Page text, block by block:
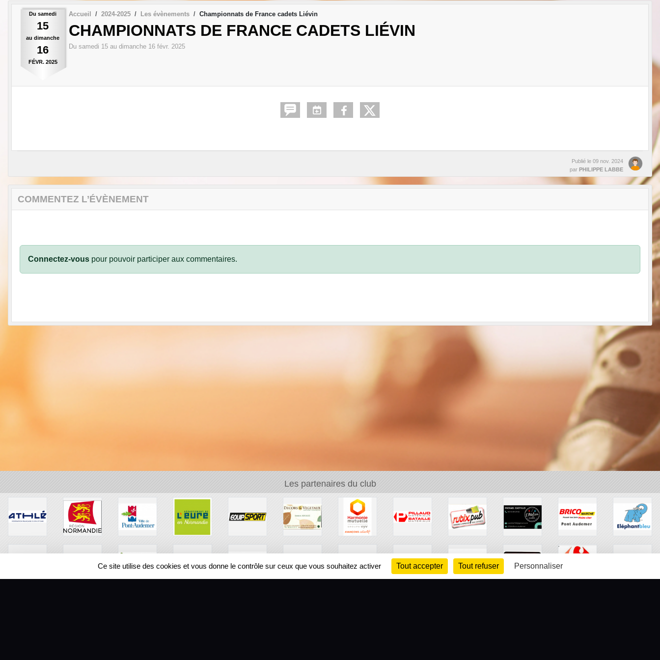
Du samedi
15
au dimanche
16
FÉVR. 2025
Accueil 2024-2025 Les évènements Championnats de France cadets Liévin
CHAMPIONNATS DE FRANCE CADETS LIÉVIN
Du samedi 15 au dimanche 16 févr. 2025
Publié le 09 nov. 2024
par PHILIPPE LABBE
COMMENTEZ L’ÉVÈNEMENT
Connectez-vous pour pouvoir participer aux commentaires.
Les partenaires du club
Ce site utilise des cookies et vous donne le contrôle sur ceux que vous souhaitez activer Tout accepter Tout refuser Personnaliser